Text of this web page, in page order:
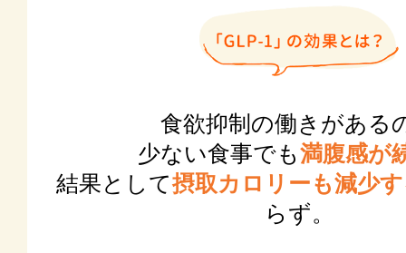
食欲抑制の働きがある
少ない食事でも満腹感が
結果として摂取カロリーも減少
らず。